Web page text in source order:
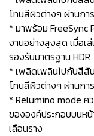
โทนสีผิวต่างๆ ผ่านกา
* มาพร้อม FreeSync
งานอย่างสูงสุด เมื่อเ
รองรับมาตรฐาน HDR
* เพลิดเพลินไปกับสีสั
โทนสีผิวต่างๆ ผ่านกา
* Relumino mode ค
ขององค์ประกอบบนห
เลือนราง